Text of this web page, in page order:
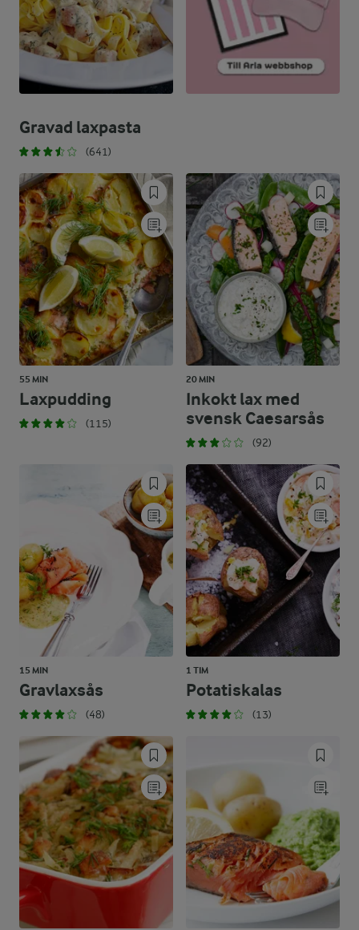
Gravad laxpasta
(641)
55 MIN
Laxpudding
(115)
20 MIN
Inkokt lax med
svensk Caesarsås
(92)
15 MIN
Gravlaxsås
(48)
1 TIM
Potatiskalas
(13)